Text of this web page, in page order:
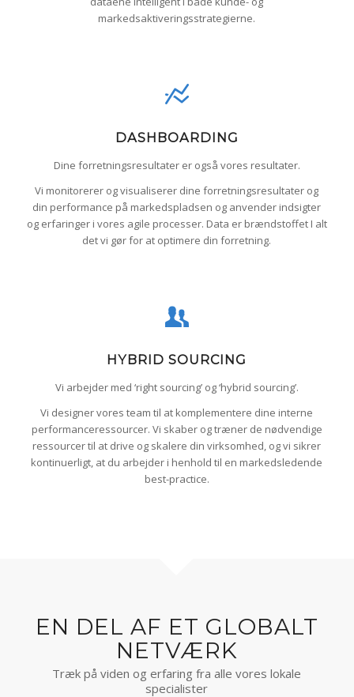
markedsaktiveringsstrategierne.
DASHBOARDING
Dine forretningsresultater er også vores resultater.
Vi monitorerer og visualiserer dine forretningsresultater og
din performance på markedspladsen og anvender indsigter
og erfaringer i vores agile processer. Data er brændstoffet I alt
det vi gør for at optimere din forretning.
HYBRID SOURCING
Vi arbejder med ‘right sourcing’ og ‘hybrid sourcing’.
Vi designer vores team til at komplementere dine interne
performanceressourcer. Vi skaber og træner de nødvendige
ressourcer til at drive og skalere din virksomhed, og vi sikrer
kontinuerligt, at du arbejder i henhold til en markedsledende
best-practice.
EN DEL AF ET GLOBALT
NETVÆRK
Træk på viden og erfaring fra alle vores lokale
specialister